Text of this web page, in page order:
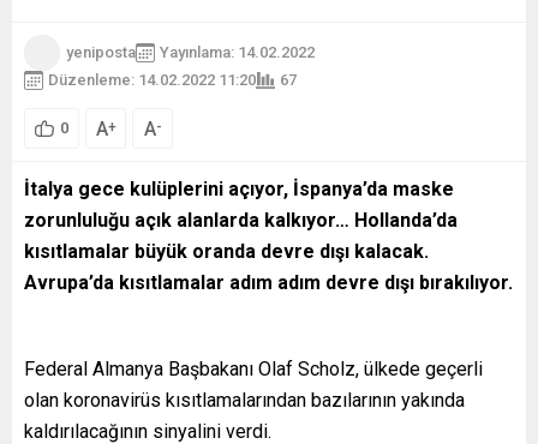
yeniposta
Yayınlama: 14.02.2022
Düzenleme: 14.02.2022 11:20
67
0 A+ A-
İtalya gece kulüplerini açıyor, İspanya’da maske
zorunluluğu açık alanlarda kalkıyor… Hollanda’da
kısıtlamalar büyük oranda devre dışı kalacak.
Avrupa’da kısıtlamalar adım adım devre dışı bırakılıyor.
Federal Almanya Başbakanı Olaf Scholz, ülkede geçerli
olan koronavirüs kısıtlamalarından bazılarının yakında
kaldırılacağının sinyalini verdi.